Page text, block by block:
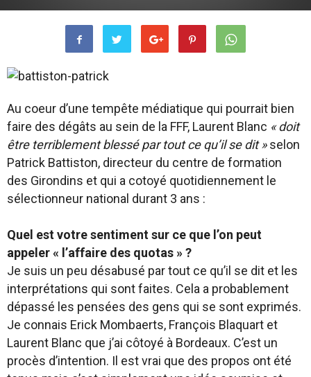
Au coeur d’une tempête médiatique qui pourrait bien
faire des dégâts au sein de la FFF, Laurent Blanc « doit
être terriblement blessé par tout ce qu’il se dit »selon
Patrick Battiston, directeur du centre de formation
des Girondins et qui a cotoyé quotidiennement le
sélectionneur national durant 3 ans :
Quel est votre sentiment sur ce que l’on peut
appeler « l’affaire des quotas » ?
Je suis un peu désabusé par tout ce qu’il se dit et les
interprétations qui sont faites. Cela a probablement
dépassé les pensées des gens qui se sont exprimés.
Je connais Erick Mombaerts, François Blaquart et
Laurent Blanc que j’ai côtoyé à Bordeaux. C’est un
procès d’intention. Il est vrai que des propos ont été